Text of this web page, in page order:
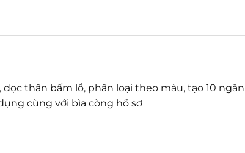
thân bấm lổ, phân loại theo màu, tạo 10 ngăn
cùng với bìa còng hồ sơ